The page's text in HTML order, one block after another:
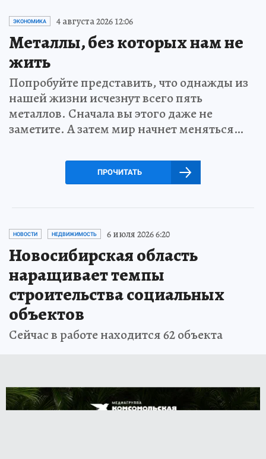
ЭКОНОМИКА 4 августа 2026 12:06
Металлы, без которых нам не
жить
Попробуйте представить, что однажды из
нашей жизни исчезнут всего пять
металлов. Сначала вы этого даже не
заметите. А затем мир начнет меняться…
ПРОЧИТАТЬ
НОВОСТИ НЕДВИЖИМОСТЬ 6 июля 2026 6:20
Новосибирская область
наращивает темпы
строительства социальных
объектов
Сейчас в работе находится 62 объекта